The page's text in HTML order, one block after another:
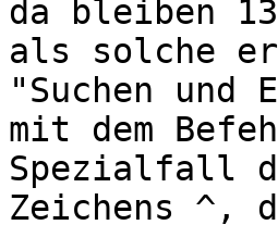
da bleiben
als solche
"Suchen und
mit dem
Spezialfall
Zeichens ^,